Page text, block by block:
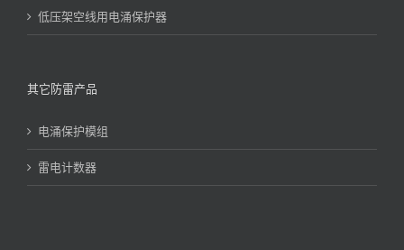
低压架空线用电涌保护器
其它防雷产品
电涌保护模组
雷电计数器